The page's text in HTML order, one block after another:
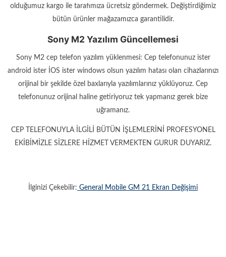
olduğumuz kargo ile tarafımıza ücretsiz göndermek. Değiştirdiğimiz
bütün ürünler mağazamızca garantilidir.
Sony M2 Yazılım Güncellemesi
Sony M2 cep telefon yazılım yüklenmesi: Cep telefonunuz ister
android ister İOS ister windows olsun yazılım hatası olan cihazlarınızı
orijinal bir şekilde özel baxlarıyla yazılımlarınız yüklüyoruz. Cep
telefonunuz orijinal haline getiriyoruz tek yapmanız gerek bize
uğramanız.
CEP TELEFONUYLA İLGİLİ BÜTÜN İŞLEMLERİNİ PROFESYONEL
EKİBİMİZLE SİZLERE HİZMET VERMEKTEN GURUR DUYARIZ.
İlginizi Çekebilir: General Mobile GM 21 Ekran Değişimi